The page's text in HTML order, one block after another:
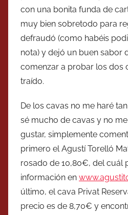
con una bonita funda de
muy bien sobretodo para
defraudó (como habéis
nota) y dejó un buen sabor
comenzar a probar los dos
traído.
De los cavas no me haré
sé mucho de cavas y no
gustar, simplemente
primero el Agustí Torelló
rosado de 10,80€, del cuál
información en
último, el cava Privat
precio es de 8,70€ y